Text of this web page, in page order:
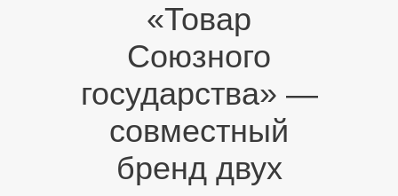
«Товар
Союзного
государства» —
совместный
бренд двух
ГЛАВНАЯ
О КОМПАНИИ
НОВОСТИ
КАРЬЕРА
ПАРТНЕРЫ
КОНТАКТЫ